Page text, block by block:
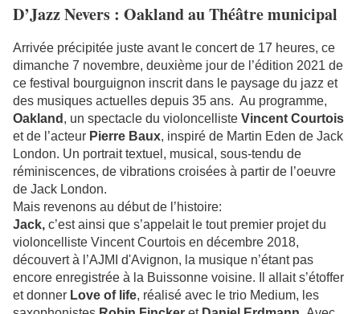
D’Jazz Nevers : Oakland au Théâtre municipal
Arrivée précipitée juste avant le concert de 17 heures, ce
dimanche 7 novembre, deuxième jour de l’édition 2021 de
ce festival bourguignon inscrit dans le paysage du jazz et
des musiques actuelles depuis 35 ans. Au programme,
Oakland , un spectacle du violoncelliste Vincent Courtois
et de l’acteur Pierre Baux, inspiré de Martin Eden de Jack
London. Un portrait textuel, musical, sous-tendu de
réminiscences, de vibrations croisées à partir de l’oeuvre
de Jack London.
Mais revenons au début de l’histoire:
Jack, c’estainsi que s’appelait le tout premier projet du
violoncelliste Vincent Courtois en décembre 2018,
découvert à l’AJMI d'Avignon, la musique n’étant pas
encore enregistrée à la Buissonne voisine. Il allait s’étoffer
et donner Love of life, réalisé avec le trio Medium, les